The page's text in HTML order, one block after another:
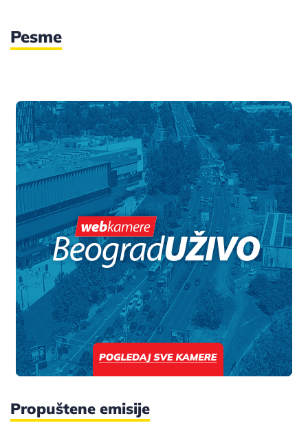
Pesme
Propuštene emisije